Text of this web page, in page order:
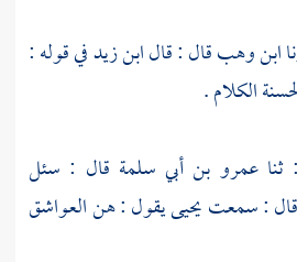
ابن وهبقال : قالابن زيدفي قوله :
الكلام .
ثناعمرو بن أبي سلمة قال : سئل
: سمعتيحيىيقول : هن العواشق